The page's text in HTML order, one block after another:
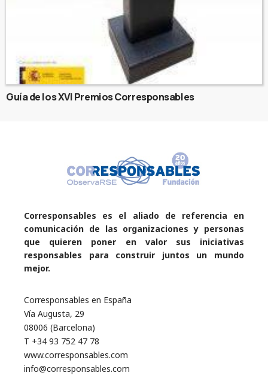
Guía de los XVI Premios Corresponsables
Corresponsables es el aliado de referencia en
comunicación de las organizaciones y personas
que quieren poner en valor sus iniciativas
responsables para construir juntos un mundo
mejor.
Corresponsables en España
Vía Augusta, 29
08006 (Barcelona)
T +34 93 752 47 78
www.corresponsables.com
info@corresponsables.com